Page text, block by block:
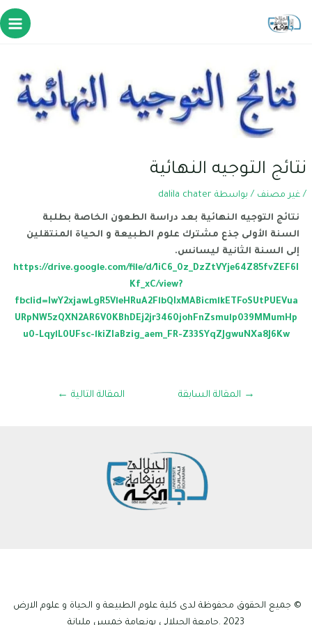
نتائج التوجيه النهائية
/ غير مصنف / بواسطة dalila chater
نتائج التوجيه النهائية بعد دراسة الطعون الخاصة بطلبة
السنة الأولى جذع مشترك علوم الطبيعة و الحياة المنتقلين
إلى السنة الثانية ليسانس.
https://drive.google.com/file/d/1iC6_0z_DzZtVYje64Z85fvZEF6I
Kf_xC/view?
fbclid=IwY2xjawLgR5VleHRuA2FlbQIxMABicmlkETFoSUtPUEVua
URpNW5zQXN2AR6V0KBhDEj2jr3460johFnZsmulp039MMumHp
u0-LqylL0UFsc-lkiZIaBzig_aem_FR-Z33SYqZJgwuNXa8J6Kw
→ المقالة السابقة المقالة التالية ←
© جميع الحقوق محفوظة لدى كلية علوم الطبيعة و الحياة و علوم الارض
2023 .جامعة الجيلالي بونعامة خميس مليانة